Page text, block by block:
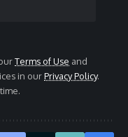
Terms of Use and
in ourPrivacy Policy.